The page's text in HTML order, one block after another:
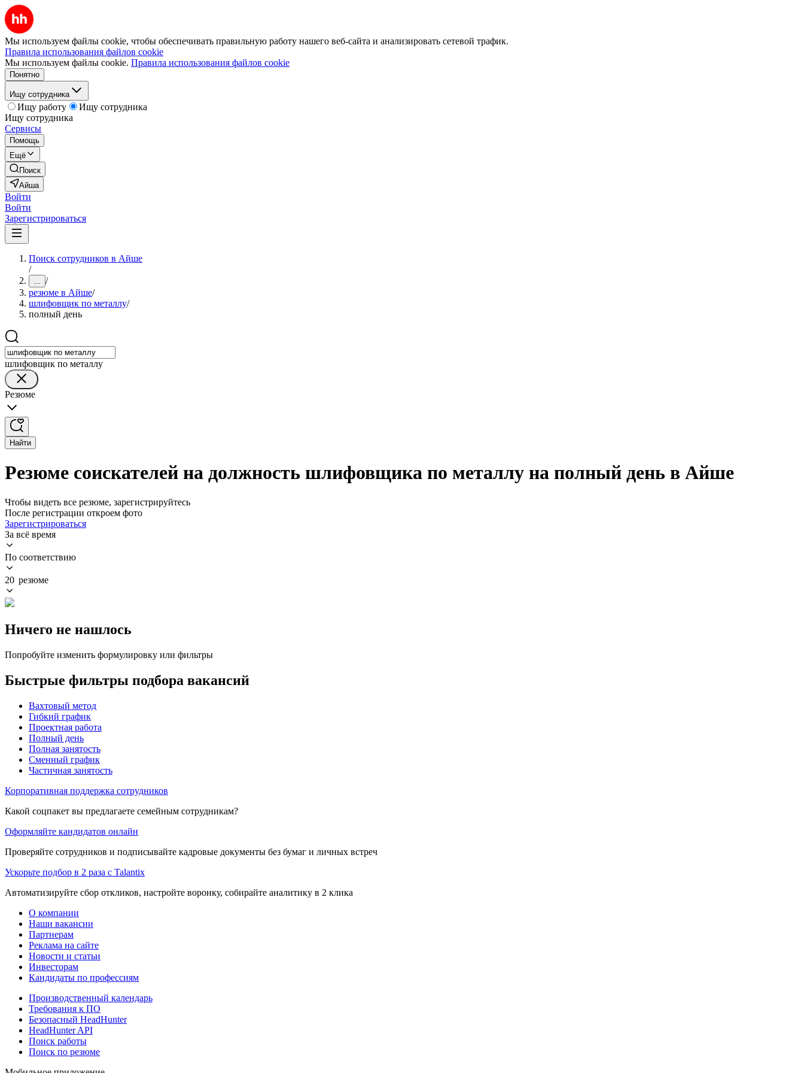
Мы используем файлы cookie, чтобы обеспечивать правильную работу нашего веб-сайта и анализировать сетевой трафик.
Правила использования файлов cookie
Мы используем файлы cookie. Правила использования файлов cookie
Понятно
Ищу сотрудника
Ищу работу
Ищу сотрудника
Ищу сотрудника
Сервисы
Помощь
Ещё
Поиск
Айша
Войти
Войти
Зарегистрироваться
Поиск сотрудников в Айше
/
... /
резюме в Айше/
шлифовщик по металлу/
полный день
шлифовщик по металлу
Резюме
Найти
Резюме соискателей на должность шлифовщика по металлу на полный день в Айше
Чтобы видеть все резюме, зарегистрируйтесь
После регистрации откроем фото
Зарегистрироваться
За всё время
По соответствию
20 резюме
Ничего не нашлось
Попробуйте изменить формулировку или фильтры
Быстрые фильтры подбора вакансий
Вахтовый метод
Гибкий график
Проектная работа
Полный день
Полная занятость
Сменный график
Частичная занятость
Корпоративная поддержка сотрудников
Какой соцпакет вы предлагаете семейным сотрудникам?
Оформляйте кандидатов онлайн
Проверяйте сотрудников и подписывайте кадровые документы без бумаг и личных встреч
Ускорьте подбор в 2 раза с Talantix
Автоматизируйте сбор откликов, настройте воронку, собирайте аналитику в 2 клика
О компании
Наши вакансии
Партнерам
Реклама на сайте
Новости и статьи
Инвесторам
Кандидаты по профессиям
Производственный календарь
Требования к ПО
Безопасный HeadHunter
HeadHunter API
Поиск работы
Поиск по резюме